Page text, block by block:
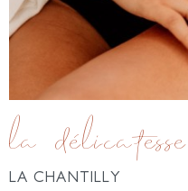
la délicatesse
LA CHANTILLY